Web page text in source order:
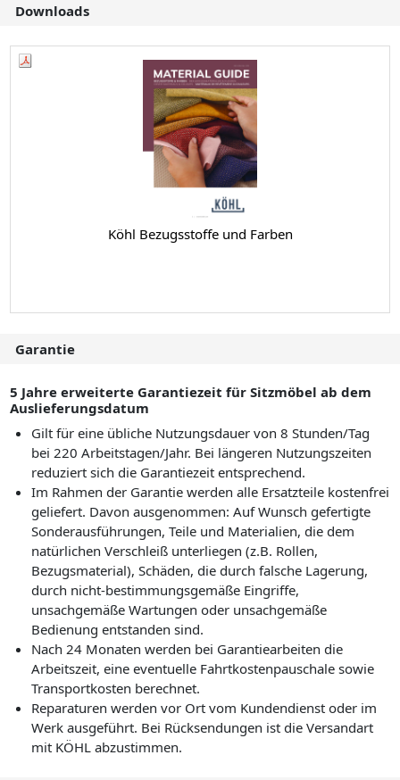
Downloads
Köhl Bezugsstoffe und Farben
Garantie
5 Jahre erweiterte Garantiezeit für Sitzmöbel ab dem
Auslieferungsdatum
Gilt für eine übliche Nutzungsdauer von 8 Stunden/Tag
bei 220 Arbeitstagen/Jahr. Bei längeren Nutzungszeiten
reduziert sich die Garantiezeit entsprechend.
Im Rahmen der Garantie werden alle Ersatzteile kostenfrei
geliefert. Davon ausgenommen: Auf Wunsch gefertigte
Sonderausführungen, Teile und Materialien, die dem
natürlichen Verschleiß unterliegen (z.B. Rollen,
Bezugsmaterial), Schäden, die durch falsche Lagerung,
durch nicht-bestimmungsgemäße Eingriffe,
unsachgemäße Wartungen oder unsachgemäße
Bedienung entstanden sind.
Nach 24 Monaten werden bei Garantiearbeiten die
Arbeitszeit, eine eventuelle Fahrtkostenpauschale sowie
Transportkosten berechnet.
Reparaturen werden vor Ort vom Kundendienst oder im
Werk ausgeführt. Bei Rücksendungen ist die Versandart
mit KÖHL abzustimmen.